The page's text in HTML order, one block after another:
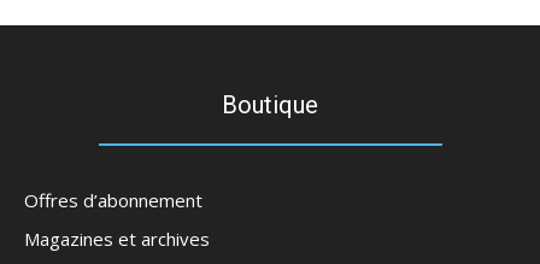
Boutique
Offres d’abonnement
Magazines et archives